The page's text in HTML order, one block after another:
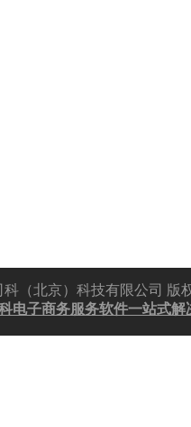
科（北京）科技有限公司
电子商务服务软件一站式解